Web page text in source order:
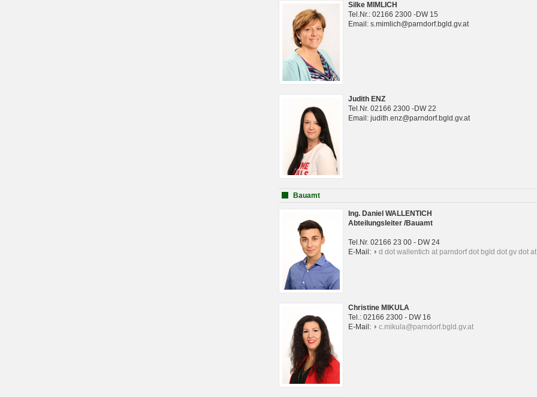
Silke MIMLICH
Tel.Nr.: 02166 2300 -DW 15
Email: s.mimlich@parndorf.bgld.gv.at
Judith ENZ
Tel.Nr. 02166 2300 -DW 22
Email: judith.enz@parndorf.bgld.gv.at
Bauamt
Ing. Daniel WALLENTICH
Abteilungsleiter /Bauamt
Tel.Nr. 02166 23 00 - DW 24
E-Mail:
d dot wallentich at parndorf dot bgld dot gv dot at
Christine MIKULA
Tel.: 02166 2300 - DW 16
E-Mail:
c.mikula@parndorf.bgld.gv.at